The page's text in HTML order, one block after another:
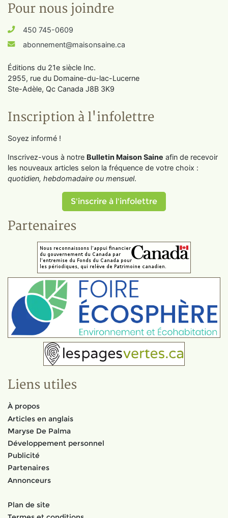
Pour nous joindre
450 745-0609
abonnement@maisonsaine.ca
Éditions du 21e siècle Inc.
2955, rue du Domaine-du-lac-Lucerne
Ste-Adèle, Qc Canada J8B 3K9
Inscription à l'infolettre
Soyez informé !
Inscrivez-vous à notre Bulletin Maison Saine afin de recevoir
les nouveaux articles selon la fréquence de votre choix :
quotidien, hebdomadaire ou mensuel.
S'inscrire à l'infolettre
Partenaires
Liens utiles
À propos
Articles en anglais
Maryse De Palma
Développement personnel
Publicité
Partenaires
Annonceurs
Plan de site